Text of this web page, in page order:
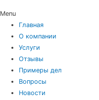
Menu
Главная
О компании
Услуги
Отзывы
Примеры дел
Вопросы
Новости